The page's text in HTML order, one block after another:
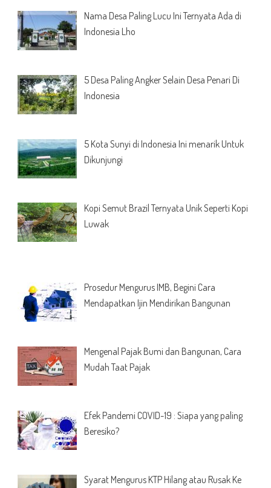
Nama Desa Paling Lucu Ini Ternyata Ada di
Indonesia Lho
5 Desa Paling Angker Selain Desa Penari Di
Indonesia
5 Kota Sunyi di Indonesia Ini menarik Untuk
Dikunjungi
Kopi Semut Brazil Ternyata Unik Seperti Kopi
Luwak
Prosedur Mengurus IMB, Begini Cara
Mendapatkan Ijin Mendirikan Bangunan
Mengenal Pajak Bumi dan Bangunan, Cara
Mudah Taat Pajak
Efek Pandemi COVID-19 : Siapa yang paling
Beresiko?
Syarat Mengurus KTP Hilang atau Rusak Ke